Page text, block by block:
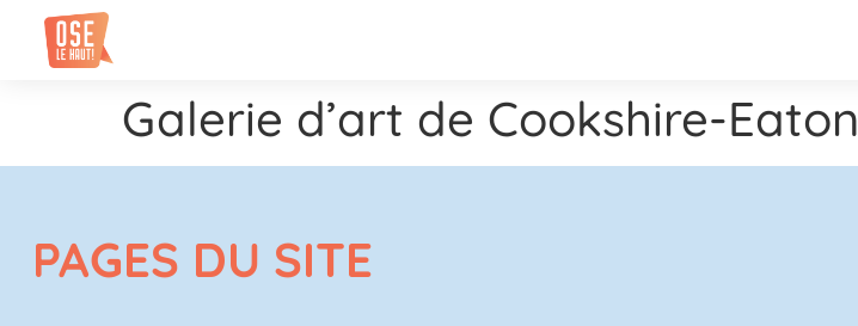
Galerie d’art de Cookshire-Eaton
PAGES DU SITE